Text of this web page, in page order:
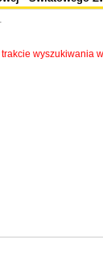
trakcie wyszukiwania